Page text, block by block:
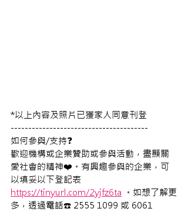
*以上內容及照片已獲家人同意刊登
---------------------------------------
如何參與/支持❓
歡迎機構或企業贊助或參與活動，盡顯關
愛社會的精神❤️。有興趣參與的企業，可
以填妥以下登記表
https://tinyurl.com/2yjfz6ta 。如想了解更
多，透過電話☎️ 2555 1099 或 6061